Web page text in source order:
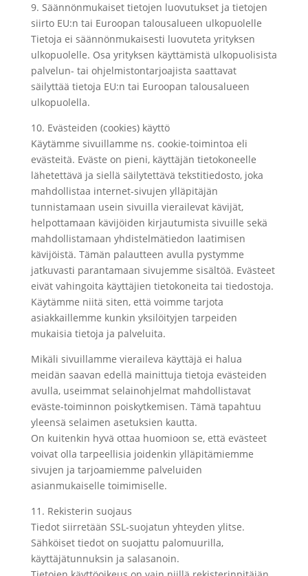
9. Säännönmukaiset tietojen luovutukset ja tietojen
siirto EU:n tai Euroopan talousalueen ulkopuolelle
Tietoja ei säännönmukaisesti luovuteta yrityksen
ulkopuolelle. Osa yrityksen käyttämistä ulkopuolisista
palvelun- tai ohjelmistontarjoajista saattavat
säilyttää tietoja EU:n tai Euroopan talousalueen
ulkopuolella.
10. Evästeiden (cookies) käyttö
Käytämme sivuillamme ns. cookie-toimintoa eli
evästeitä. Eväste on pieni, käyttäjän tietokoneelle
lähetettävä ja siellä säilytettävä tekstitiedosto, joka
mahdollistaa internet-sivujen ylläpitäjän
tunnistamaan usein sivuilla vierailevat kävijät,
helpottamaan kävijöiden kirjautumista sivuille sekä
mahdollistamaan yhdistelmätiedon laatimisen
kävijöistä. Tämän palautteen avulla pystymme
jatkuvasti parantamaan sivujemme sisältöä. Evästeet
eivät vahingoita käyttäjien tietokoneita tai tiedostoja.
Käytämme niitä siten, että voimme tarjota
asiakkaillemme kunkin yksilöityjen tarpeiden
mukaisia tietoja ja palveluita.
Mikäli sivuillamme vieraileva käyttäjä ei halua
meidän saavan edellä mainittuja tietoja evästeiden
avulla, useimmat selainohjelmat mahdollistavat
eväste-toiminnon poiskytkemisen. Tämä tapahtuu
yleensä selaimen asetuksien kautta.
On kuitenkin hyvä ottaa huomioon se, että evästeet
voivat olla tarpeellisia joidenkin ylläpitämiemme
sivujen ja tarjoamiemme palveluiden
asianmukaiselle toimimiselle.
11. Rekisterin suojaus
Tiedot siirretään SSL-suojatun yhteyden ylitse.
Sähköiset tiedot on suojattu palomuurilla,
käyttäjätunnuksin ja salasanoin.